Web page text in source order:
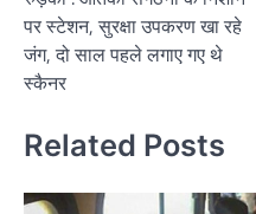
navigation
पर स्टेशन, सुरक्षा उपकरण खा रहे
जंग, दो साल पहले लगाए गए थे
स्कैनर
Related Posts